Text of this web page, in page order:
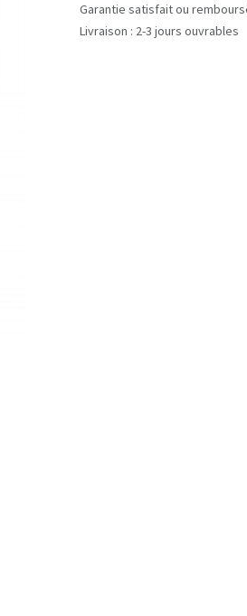
Garantie satisfait ou
Livraison : 2-3 jours ouvrables